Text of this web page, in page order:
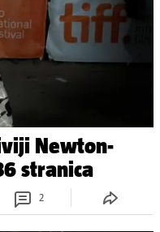
Newton-
stranica
2